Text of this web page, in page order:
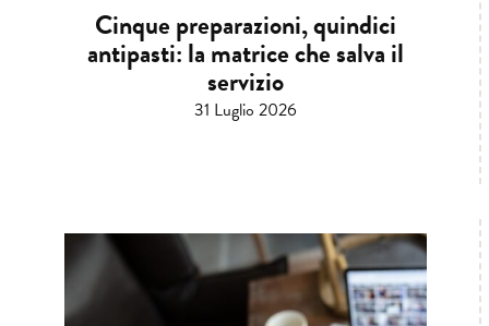
Cinque preparazioni, quindici
antipasti: la matrice che salva il
servizio
31 Luglio 2026